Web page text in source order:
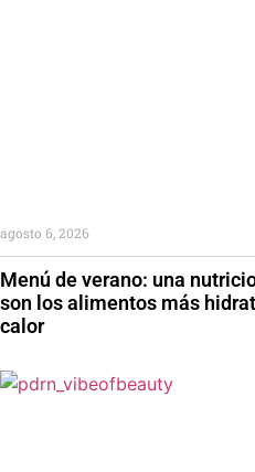
Menú de verano: una
son los alimentos más
calor
agosto 6, 2026